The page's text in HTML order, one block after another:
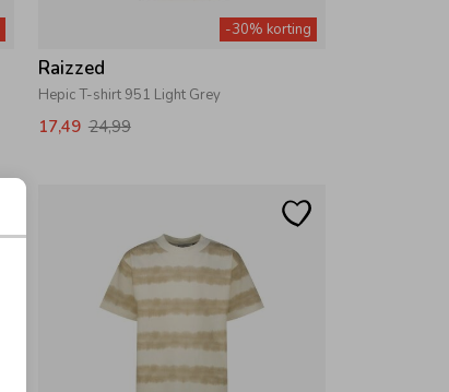
-30% korting
Raizzed
Hepic T-shirt 951 Light Grey
17,49 24,99